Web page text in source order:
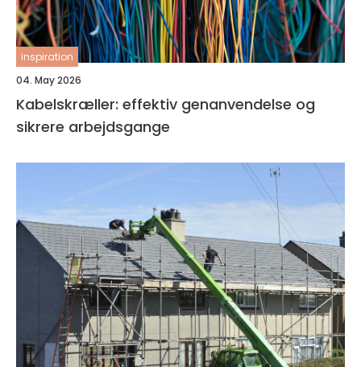
inspiration
04. May 2026
Kabelskræller: effektiv genanvendelse og
sikrere arbejdsgange